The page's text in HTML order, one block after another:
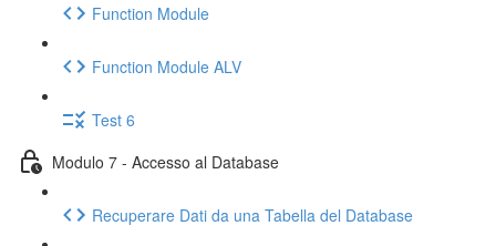
Function Module
Function Module ALV
Test 6
Modulo 7 - Accesso al Database
Recuperare Dati da una Tabella del Database